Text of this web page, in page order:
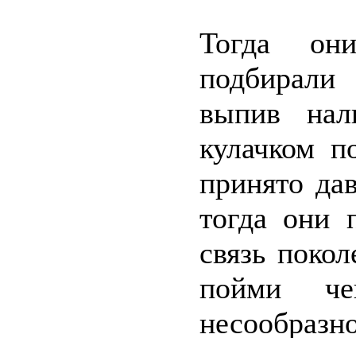
Тогда
выпив
кулачком
принято
тогда они
связь
пойми